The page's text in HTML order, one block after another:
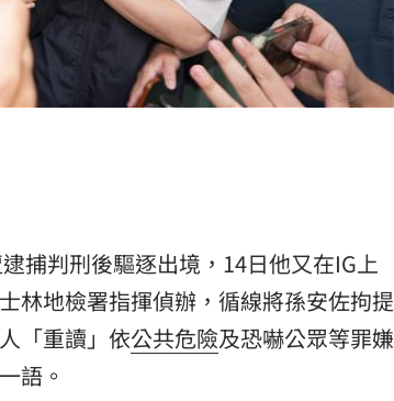
捕判刑後驅逐出境，14日他又在IG上
林地檢署指揮偵辦，循線將孫安佐拘提
「重讀」依公共危險及恐嚇公眾等罪嫌
語。